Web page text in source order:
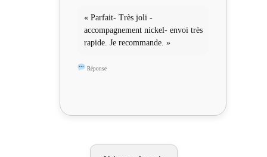
« Parfait- Très joli -
accompagnement nickel- envoi très
rapide. Je recommande. »
Réponse